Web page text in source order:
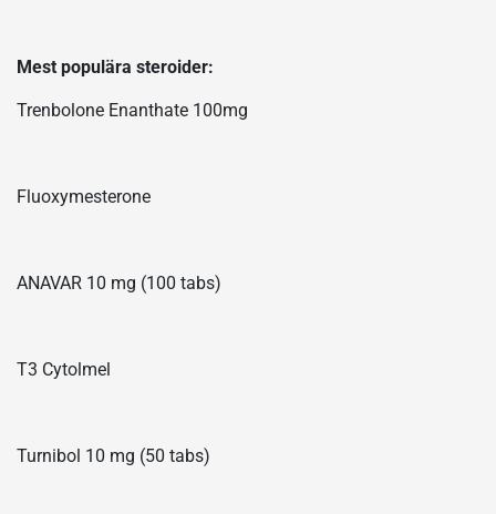
Mest populära steroider:
Trenbolone Enanthate 100mg
Fluoxymesterone
ANAVAR 10 mg (100 tabs)
T3 Cytolmel
Turnibol 10 mg (50 tabs)